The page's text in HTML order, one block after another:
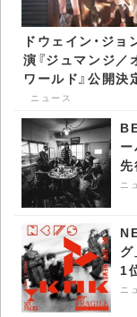
ドウェイン・ジョ
演『ジュマンジ／
ワールド』公開
ーズ最新作はゲー
び出し現実世界へ -
CDJournal ニュ
ニュース
ニ
1
ス
ニ